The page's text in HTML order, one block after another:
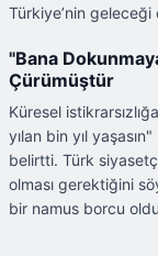
Türkiye’nin geleceği
"Bana
Çürümüştür
Küresel
yılan bin yıl yaşasın"
belirtti. Türk
olması gerektiğini
bir namus borcu